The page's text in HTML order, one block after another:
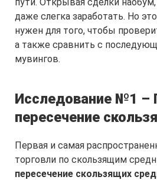
даже слегка заработать. Но
нужен для того, чтобы
а также сравнить с
мувингов.
Исследование №1 –
пересечение
Первая и самая
торговли по скользящим
пересечение скользящих